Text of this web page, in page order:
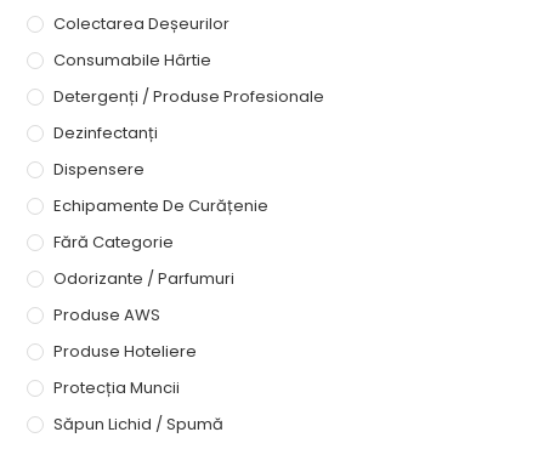
Colectarea Deșeurilor
Consumabile Hârtie
Detergenți / Produse Profesionale
Dezinfectanți
Dispensere
Echipamente De Curățenie
Fără Categorie
Odorizante / Parfumuri
Produse AWS
Produse Hoteliere
Protecția Muncii
Săpun Lichid / Spumă